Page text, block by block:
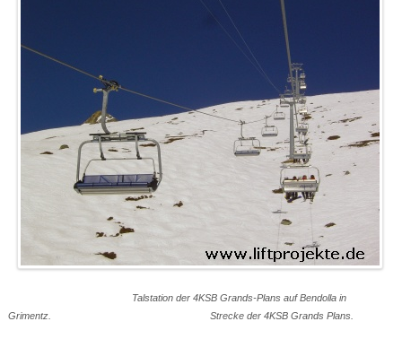
Talstation der 4KSB Grands-Plans auf Bendolla in
Grimentz. Strecke der 4KSB Grands Plans.